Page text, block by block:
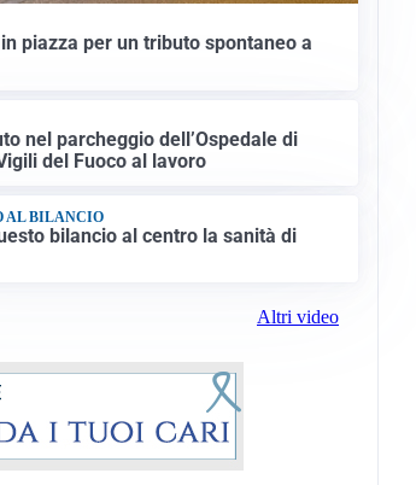
piazza per un tributo spontaneo a
nel parcheggio dell’Ospedale di
del Fuoco al lavoro
AL BILANCIO
bilancio al centro la sanità di
Altri video